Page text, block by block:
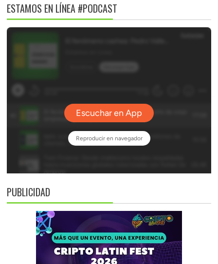
ESTAMOS EN LÍNEA #PODCAST
PUBLICIDAD